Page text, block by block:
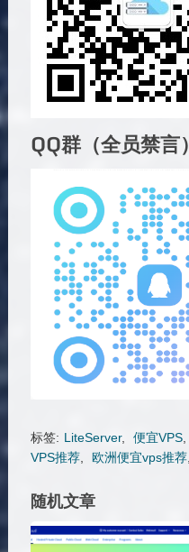
QQ群（全员禁言）
标签: LiteServer, 便宜VPS,
VPS推荐, 欧洲便宜vps推荐,
随机文章